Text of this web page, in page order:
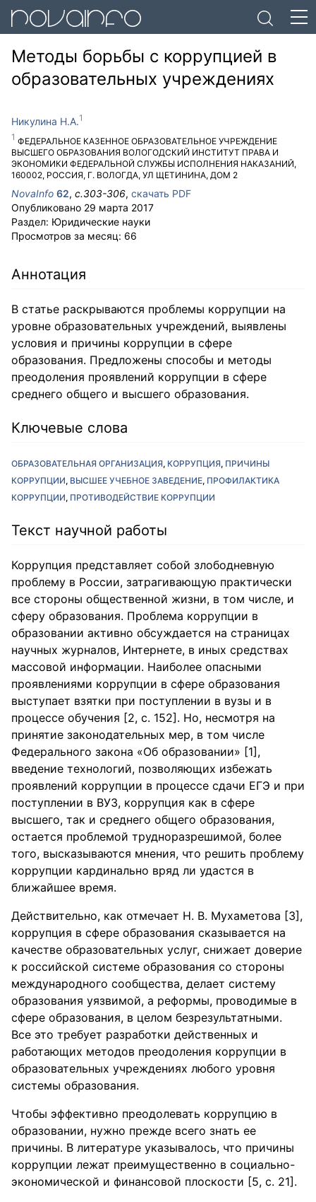
Методы борьбы с коррупцией в
образовательных учреждениях
Никулина Н.А.
ФЕДЕРАЛЬНОЕ КАЗЕННОЕ ОБРАЗОВАТЕЛЬНОЕ УЧРЕЖДЕНИЕ
ВЫСШЕГО ОБРАЗОВАНИЯ ВОЛОГОДСКИЙ ИНСТИТУТ ПРАВА И
ЭКОНОМИКИ ФЕДЕРАЛЬНОЙ СЛУЖБЫ ИСПОЛНЕНИЯ НАКАЗАНИЙ,
160002, РОССИЯ, Г. ВОЛОГДА, УЛ ЩЕТИНИНА, ДОМ 2
NovaInfo 62, с.303-306, скачать PDF
Опубликовано 29 марта 2017
Раздел: Юридические науки
Просмотров за месяц: 66
Аннотация
В статье раскрываются проблемы коррупции на
уровне образовательных учреждений, выявлены
условия и причины коррупции в сфере
образования. Предложены способы и методы
преодоления проявлений коррупции в сфере
среднего общего и высшего образования.
Ключевые слова
ОБРАЗОВАТЕЛЬНАЯ ОРГАНИЗАЦИЯ КОРРУПЦИЯ ПРИЧИНЫ
КОРРУПЦИИ ВЫСШЕЕ УЧЕБНОЕ ЗАВЕДЕНИЕ ПРОФИЛАКТИКА
КОРРУПЦИИ ПРОТИВОДЕЙСТВИЕ КОРРУПЦИИ
Текст научной работы
Коррупция представляет собой злободневную
проблему в России, затрагивающую практически
все стороны общественной жизни, в том числе, и
сферу образования. Проблема коррупции в
образовании активно обсуждается на страницах
научных журналов, Интернете, в иных средствах
массовой информации. Наиболее опасными
проявлениями коррупции в сфере образования
выступает взятки при поступлении в вузы и в
процессе обучения [2, с. 152]. Но, несмотря на
принятие законодательных мер, в том числе
Федерального закона «Об образовании» [1],
введение технологий, позволяющих избежать
проявлений коррупции в процессе сдачи ЕГЭ и при
поступлении в ВУЗ, коррупция как в сфере
высшего, так и среднего общего образования,
остается проблемой трудноразрешимой, более
того, высказываются мнения, что решить проблему
коррупции кардинально вряд ли удастся в
ближайшее время.
Действительно, как отмечает Н. В. Мухаметова [3],
коррупция в сфере образования сказывается на
качестве образовательных услуг, снижает доверие
к российской системе образования со стороны
международного сообщества, делает систему
образования уязвимой, а реформы, проводимые в
сфере образования, в целом безрезультатными.
Все это требует разработки действенных и
работающих методов преодоления коррупции в
образовательных учреждениях любого уровня
системы образования.
Чтобы эффективно преодолевать коррупцию в
образовании, нужно прежде всего знать ее
причины. В литературе указывалось, что причины
коррупции лежат преимущественно в социально-
экономической и финансовой плоскости [5, с. 21].